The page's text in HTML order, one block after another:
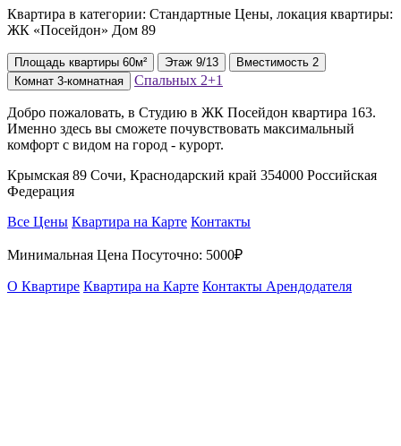
Квартира в категории: Стандартные Цены, локация квартиры:
ЖК «Посейдон» Дом 89
Площадь квартиры 60м² Этаж 9/13 Вместимость 2
Комнат 3-комнатная Спальных 2+1
Добро пожаловать, в Студию в ЖК Посейдон квартира 163.
Именно здесь вы сможете почувствовать максимальный
комфорт с видом на город - курорт.
Крымская 89 Сочи, Краснодарский край 354000 Российская
Федерация
Все Цены Квартира на Карте Контакты
Минимальная Цена Посуточно: 5000₽
О Квартире Квартира на Карте Контакты Арендодателя